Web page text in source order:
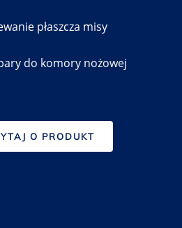
płaszcza misy
do komory nożowej
O PRODUKT